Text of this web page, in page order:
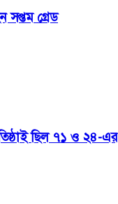
সপ্তম গ্রেড
ছিল ৭১ ও ২৪-